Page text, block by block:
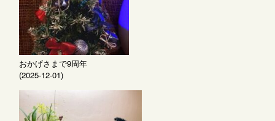
おかげさまで9周年
(2025-12-01)